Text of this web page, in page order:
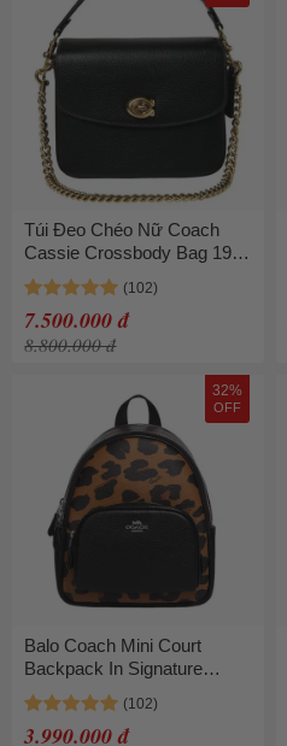
Túi Đeo Chéo Nữ Coach
Cassie Crossbody Bag 19
CV437 Màu Đen
7.500.000 đ
8.800.000 đ
32%
OFF
Balo Coach Mini Court
Backpack In Signature
Canvas With Leopard Print
CC757 Màu Đen/Nâu
3.990.000 đ